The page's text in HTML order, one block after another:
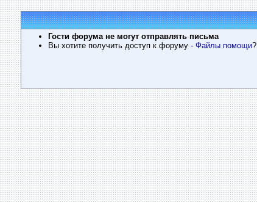
Гости форума не могут отправлять письма
Вы хотите получить доступ к форуму - Файлы помощи?